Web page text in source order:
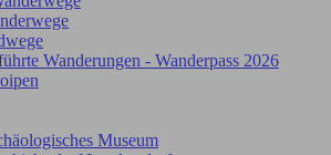
Wanderungen - Wanderpass 2026
Museum